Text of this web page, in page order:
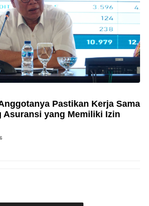
Pastikan Kerja Sama
Asuransi yang Memiliki Izin